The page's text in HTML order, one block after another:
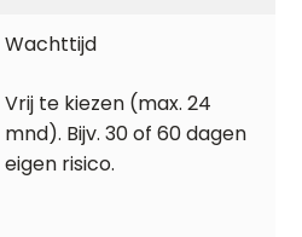
Wachttijd
Vrij te kiezen (max. 24
mnd). Bijv. 30 of 60 dagen
eigen risico.